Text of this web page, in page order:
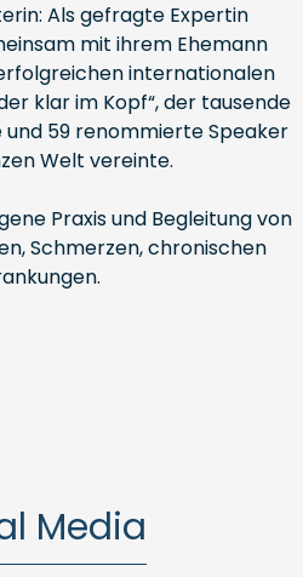
Als gefragte Expertin
mit ihrem Ehemann
internationalen
klar im Kopf“, der tausende
59 renommierte Speaker
Welt vereinte.
Praxis und Begleitung von
Schmerzen, chronischen
Media